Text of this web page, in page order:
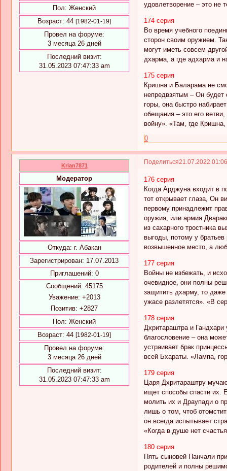
Пол: Женский
Возраст: 44 [1982-01-19]
Провел на форуме:
3 месяца 26 дней
Последний визит:
31.05.2023 07:47:33 am
удовлетворение – это не
174 серия
Во время учебного
сторон своим оружием.
могут иметь совсем
дхарма, а где адхарма и
175 серия
Кришна и Баларама не
непредвзятым – Он будет
горы, она быстро
обещания – это его
войну». «Там, где
0
Поделиться21.07.2022
Krian7871
Модератор
Откуда: г. Абакан
Зарегистрирован: 17.07.2013
Приглашений: 0
Сообщений: 45175
Уважение: +2013
Позитив: +2827
Пол: Женский
Возраст: 44 [1982-01-19]
Провел на форуме:
3 месяца 26 дней
Последний визит:
31.05.2023 07:47:33 am
176 серия
Когда Арджуна входит в
тот открывает глаза, Он
первому принадлежит
оружия, или армия
из сахарного тростника
выгоды, потому у братьев
возвышенное место, а
177 серия
Войны не избежать, и
очевидное, они полны
защитить дхарму, то
ужасе разлетятся». «В
178 серия
Дхритараштра и Гандхари
благословение – она
устраивает брак
всей Бхараты. «Лампа,
179 серия
Царя Дхритараштру
ищет способы спасти их.
молить их и Драупади о
лишь о том, чтоб
он всегда испытывает
«Когда в душе нет
180 серия
Пять сыновей Панчали
родителей и полны